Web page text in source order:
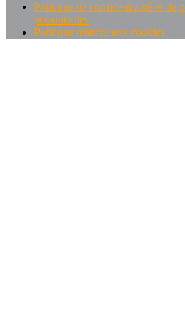
Politique de confidentialité et de
personnelles
Politique relative aux cookies